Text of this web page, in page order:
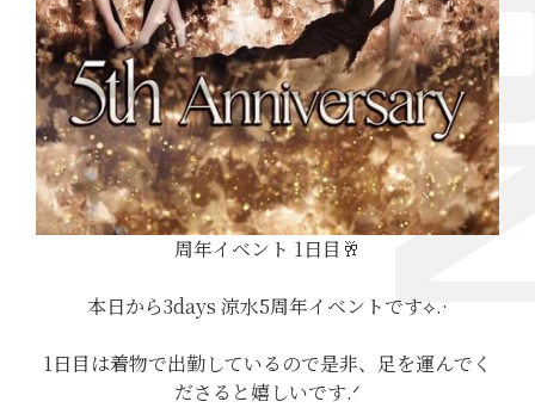
周年イベント 1日目🥂
本日から3days 涼水5周年イベントです⟡.·
1日目は着物で出勤しているので是非、足を運んでく
ださると嬉しいです.ᐟ